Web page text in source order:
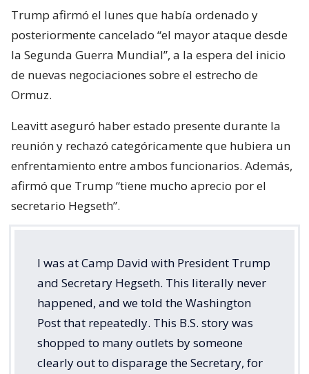
Trump afirmó el lunes que había ordenado y
posteriormente cancelado “el mayor ataque desde
la Segunda Guerra Mundial”, a la espera del inicio
de nuevas negociaciones sobre el estrecho de
Ormuz.
Leavitt aseguró haber estado presente durante la
reunión y rechazó categóricamente que hubiera un
enfrentamiento entre ambos funcionarios. Además,
afirmó que Trump “tiene mucho aprecio por el
secretario Hegseth”.
I was at Camp David with President Trump
and Secretary Hegseth. This literally never
happened, and we told the Washington
Post that repeatedly. This B.S. story was
shopped to many outlets by someone
clearly out to disparage the Secretary, for